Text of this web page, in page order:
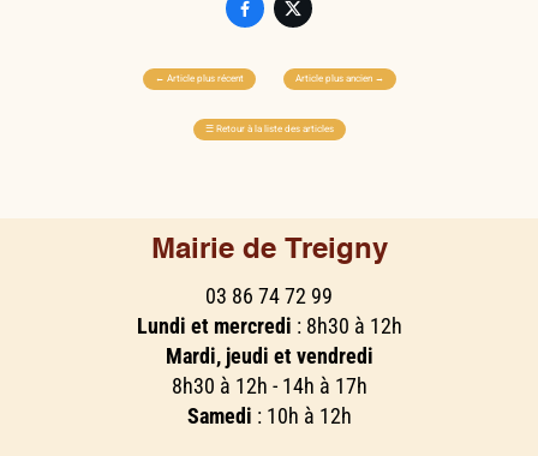
 
← Article plus récent Article plus ancien→
☰ Retour à la liste des articles
Mairie de Treigny
03 86 74 72 99
Lundi et mercredi : 8h30 à 12h
Mardi, jeudi et vendredi
8h30 à 12h - 14h à 17h
Samedi : 10h à 12h